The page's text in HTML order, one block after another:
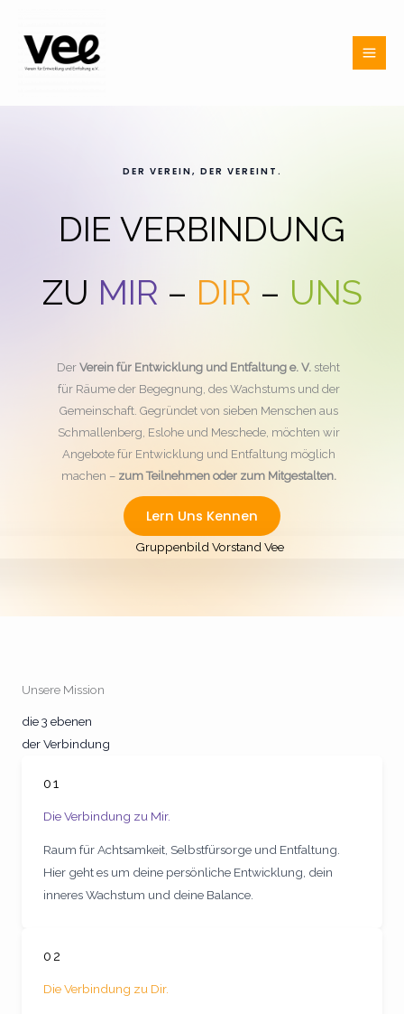
Inhalt
springen
DER VEREIN, DER VEREINT.
DIE VERBINDUNG
ZU MIR – DIR – UNS
Der Verein für Entwicklung und Entfaltung e. V. steht
für Räume der Begegnung, des Wachstums und der
Gemeinschaft. Gegründet von sieben Menschen aus
Schmallenberg, Eslohe und Meschede, möchten wir
Angebote für Entwicklung und Entfaltung möglich
machen – zum Teilnehmen oder zum Mitgestalten.
Lern Uns Kennen
Unsere Mission
die 3 ebenen
der Verbindung
01
Die Verbindung zu Mir.
Raum für Achtsamkeit, Selbstfürsorge und Entfaltung.
Hier geht es um deine persönliche Entwicklung, dein
inneres Wachstum und deine Balance.
02
Die Verbindung zu Dir.